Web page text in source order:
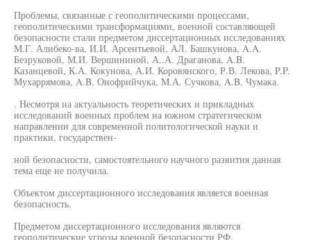
Проблемы, связанные с геополитическими процессами,
геополитическими трансформациями, военной составляющей
безопасности стали предметом диссертационных исследованиях
М.Г. Алибеко-ва, И.И. Арсентьевой, АЛ. Башкунова, A.A.
Безруковой, М.И. Вершининой, А..А. Драганова, A.B.
Казанцевой, К.А. Кокунова, А.И. Коровянского, Р.В. Лекова, P.P.
Мухаррямова, A.B. Онофрийчука, М.А. Сучкова, A.B. Чумака.
. Несмотря на актуальность теоретических и прикладных
исследований военных проблем на южном стратегическом
направлении для современной политологической науки и
практики, государствен-
ной безопасности, самостоятельного научного развития данная
тема еще не получила.
Объектом диссертационного исследования является военная
безопасность.
Предметом диссертационного исследования являются
геополитические угрозы военной безопасности РФ.